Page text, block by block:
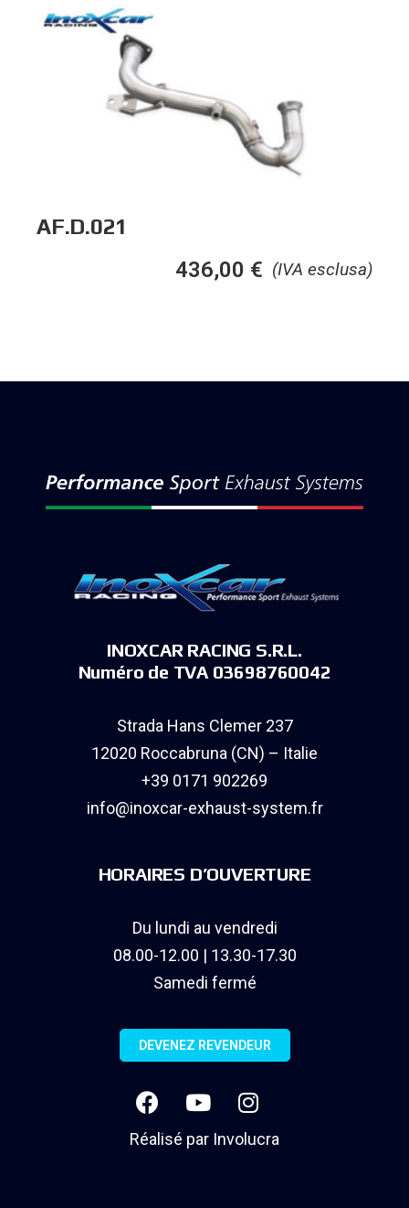
AF.D.021
(IVA esclusa)
436,00 €
INOXCAR RACING S.R.L.
Numéro de TVA 03698760042
Strada Hans Clemer 237
12020 Roccabruna (CN) – Italie
+39 0171 902269
info@inoxcar-exhaust-system.fr
HORAIRES D’OUVERTURE
Du lundi au vendredi
08.00-12.00 | 13.30-17.30
Samedi fermé
DEVENEZ REVENDEUR
Réalisé par Involucra